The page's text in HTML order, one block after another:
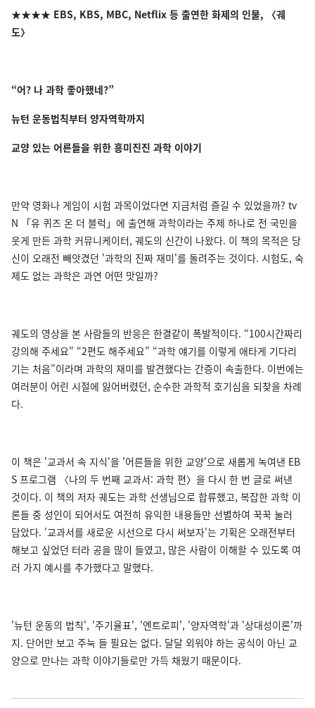
★★★★ EBS, KBS, MBC, Netflix 등 출연한 화제의 인물, 〈궤
도〉
“어? 나 과학 좋아했네?”
뉴턴 운동법칙부터 양자역학까지
교양 있는 어른들을 위한 흥미진진 과학 이야기
만약 영화나 게임이 시험 과목이었다면 지금처럼 즐길 수 있었을까? tv
N 「유 퀴즈 온 더 블럭」에 출연해 과학이라는 주제 하나로 전 국민을
웃게 만든 과학 커뮤니케이터, 궤도의 신간이 나왔다. 이 책의 목적은 당
신이 오래전 빼앗겼던 '과학의 진짜 재미'를 돌려주는 것이다. 시험도, 숙
제도 없는 과학은 과연 어떤 맛일까?
궤도의 영상을 본 사람들의 반응은 한결같이 폭발적이다. “100시간짜리
강의해 주세요” “2편도 해주세요” “과학 얘기를 이렇게 애타게 기다리
기는 처음”이라며 과학의 재미를 발견했다는 간증이 속출한다. 이번에는
여러분이 어린 시절에 잃어버렸던, 순수한 과학적 호기심을 되찾을 차례
다.
이 책은 '교과서 속 지식'을 '어른들을 위한 교양'으로 새롭게 녹여낸 EB
S 프로그램 〈나의 두 번째 교과서: 과학 편〉을 다시 한 번 글로 써낸
것이다. 이 책의 저자 궤도는 과학 선생님으로 합류했고, 복잡한 과학 이
론들 중 성인이 되어서도 여전히 유익한 내용들만 선별하여 꾹꾹 눌러
담았다. '교과서를 새로운 시선으로 다시 써보자'는 기획은 오래전부터
해보고 싶었던 터라 공을 많이 들였고, 많은 사람이 이해할 수 있도록 여
러 가지 예시를 추가했다고 말했다.
'뉴턴 운동의 법칙', '주기율표', '엔트로피', '양자역학'과 '상대성이론'까
지. 단어만 보고 주눅 들 필요는 없다. 달달 외워야 하는 공식이 아닌 교
양으로 만나는 과학 이야기들로만 가득 채웠기 때문이다.